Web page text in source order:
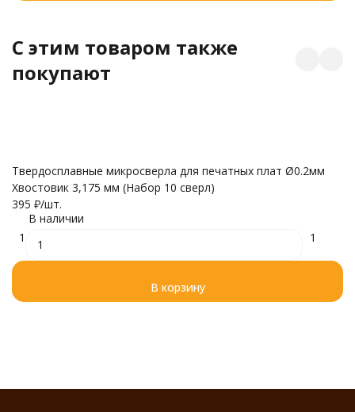
C этим товаром также
покупают
Твердосплавные микросверла для печатных плат Ø0.2мм
Хвостовик 3,175 мм (Набор 10 сверл)
395 ₽/шт.
В наличии
1
1
В корзину